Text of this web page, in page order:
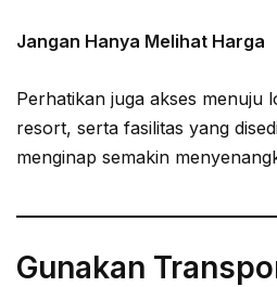
Jangan Hanya Melihat Harga
Perhatikan juga akses menuju
resort, serta fasilitas yang
menginap semakin
Gunakan